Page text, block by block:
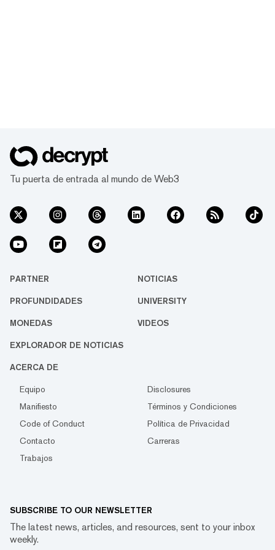
Tu puerta de entrada al mundo de Web3
PARTNER NOTICIAS
PROFUNDIDADES UNIVERSITY
MONEDAS VIDEOS
EXPLORADOR DE NOTICIAS
ACERCA DE
Equipo
Disclosures
Manifiesto
Términos y Condiciones
Code of Conduct
Política de Privacidad
Contacto
Carreras
Trabajos
SUBSCRIBE TO OUR NEWSLETTER
The latest news, articles, and resources, sent to your inbox
weekly.